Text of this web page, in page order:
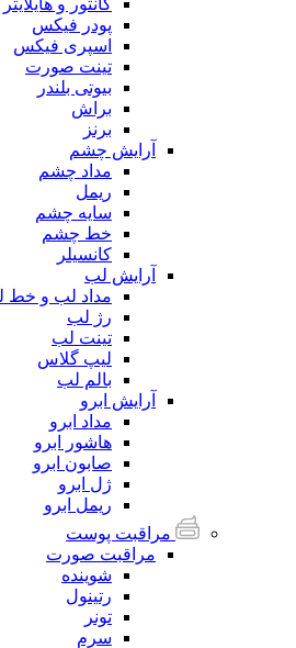
کانتور و هایلایتر
پودر فیکس
اسپری فیکس
تینت صورت
بیوتی بلندر
براش
برنز
آرایش چشم
مداد چشم
ریمل
سایه چشم
خط چشم
کانسیلر
آرایش لب
مداد لب و خط
رژ لب
تینت لب
لیپ گلاس
بالم لب
آرایش ابرو
مداد ابرو
هاشور ابرو
صابون ابرو
ژل ابرو
ریمل ابرو
مراقبت پوست
مراقبت صورت
شوینده
رتینول
تونر
سرم